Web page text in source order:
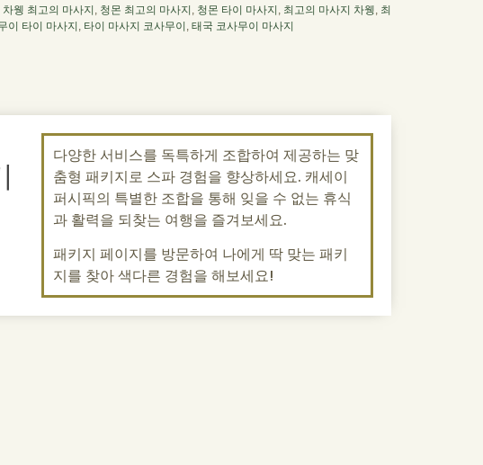
차웽 최고의 마사지 , 청몬 최고의 마사지 , 청몬 타이 마사지 , 최고의 마사지 차웽, 최
이 타이 마사지 , 타이 마사지 코사무이 , 태국 코사무이 마사지
다양한 서비스를 독특하게 조합하여 제공하는 맞
춤형 패키지로 스파 경험을 향상하세요. 캐세이
퍼시픽의 특별한 조합을 통해 잊을 수 없는 휴식
과 활력을 되찾는 여행을 즐겨보세요.
패키지 페이지를 방문하여 나에게 딱 맞는 패키
지를 찾아 색다른 경험을 해보세요!